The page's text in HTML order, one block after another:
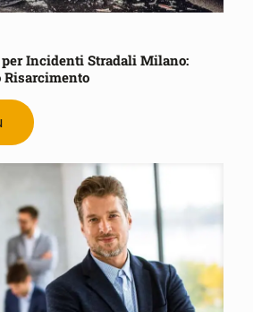
Incidenti Stradali Milano: